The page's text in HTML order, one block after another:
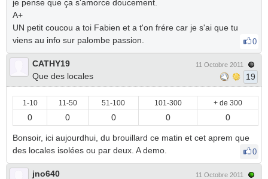
je pense que ça s'amorce doucement.
A+
UN petit coucou a toi Fabien et a t'on frére car je s'ai que tu
viens au info sur palombe passion.
0
CATHY19
Que des locales
11 Octobre 2011
19
1-10 11-50 51-100 101-300 + de 300
0 0 0 0 0
Bonsoir, ici aujourdhui, du brouillard ce matin et cet aprem que
des locales isolées ou par deux. A demo.
0
jno640
11 Octobre 2011